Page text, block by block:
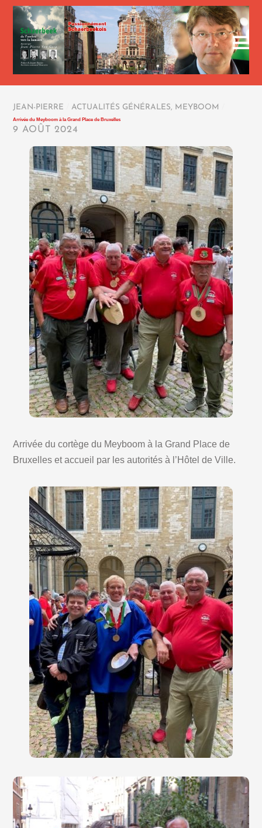
JEAN-PIERRE ACTUALITÉS GÉNÉRALES, MEYBOOM
Arrivée du Meyboom à la Grand Place de Bruxelles
9 AOÛT 2024
Arrivée du cortège du Meyboom à la Grand Place de
Bruxelles et accueil par les autorités à l’Hôtel de Ville.